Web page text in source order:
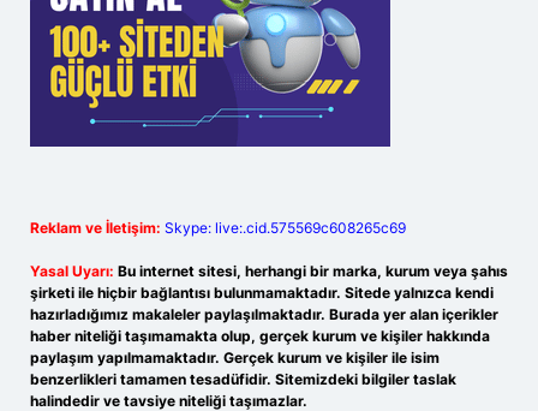
Reklam ve İletişim: Skype: live:.cid.575569c608265c69
Yasal Uyarı: Bu internet sitesi, herhangi bir marka, kurum veya şahıs
şirketi ile hiçbir bağlantısı bulunmamaktadır. Sitede yalnızca kendi
hazırladığımız makaleler paylaşılmaktadır. Burada yer alan içerikler
haber niteliği taşımamakta olup, gerçek kurum ve kişiler hakkında
paylaşım yapılmamaktadır. Gerçek kurum ve kişiler ile isim
benzerlikleri tamamen tesadüfidir. Sitemizdeki bilgiler taslak
halindedir ve tavsiye niteliği taşımazlar.